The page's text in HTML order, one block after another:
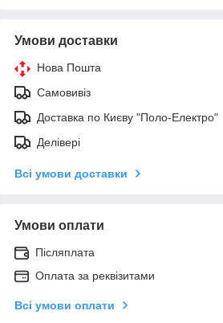
Умови доставки
Нова Пошта
Самовивіз
Доставка по Києву "Поло-Електро"
Делівері
Всі умови доставки
Умови оплати
Післяплата
Оплата за реквізитами
Всі умови оплати